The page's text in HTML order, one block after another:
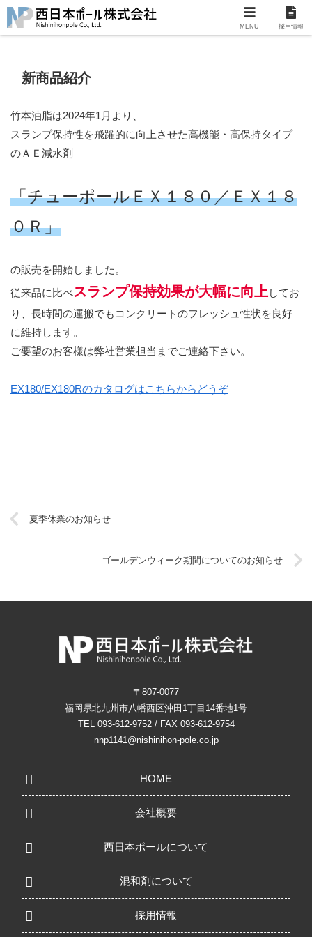
新商品紹介
竹本油脂は2024年1月より、
スランプ保持性を飛躍的に向上させた高機能・高保持タイプ
のＡＥ減水剤
「チューポールＥＸ１８０／ＥＸ１８
０Ｒ」
の販売を開始しました。
従来品に比べスランプ保持効果が大幅に向上してお
り、長時間の運搬でもコンクリートのフレッシュ性状を良好
に維持します。
ご要望のお客様は弊社営業担当までご連絡下さい。
EX180/EX180Rのカタログはこちらからどうぞ
夏季休業のお知らせ
ゴールデンウィーク期間についてのお知らせ
〒807-0077
福岡県北九州市八幡西区沖田1丁目14番地1号
TEL 093-612-9752 / FAX 093-612-9754
nnp1141@nishinihon-pole.co.jp
HOME
会社概要
西日本ポールについて
混和剤について
採用情報
MENU 採用情報